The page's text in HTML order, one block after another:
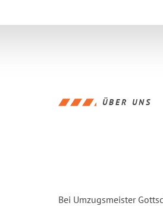
ÜBER UNS
Bei Umzugsmeister